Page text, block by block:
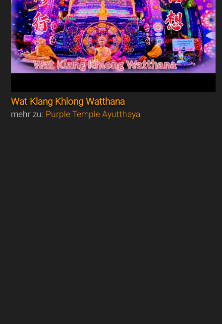
Wat Klang Khlong Watthana
mehr zu: Purple Temple Ayutthaya